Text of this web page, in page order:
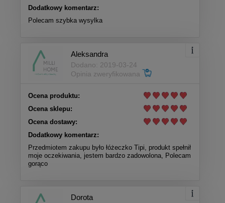
Dodatkowy komentarz:
Polecam szybka wysylka
Aleksandra
Dodano: 2019-03-24
Opinia zweryfikowana
Ocena produktu:
Ocena sklepu:
Ocena dostawy:
Dodatkowy komentarz:
Przedmiotem zakupu było łóżeczko Tipi, produkt spełnił
moje oczekiwania, jestem bardzo zadowolona, Polecam
gorąco
Dorota